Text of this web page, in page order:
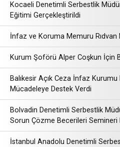
Kocaeli Denetimli Serbestlik
Eğitimi Gerçekleştirildi
İnfaz ve Koruma Memuru Rıdvan
Kurum Şoförü Alper Coşkun İçin
Balıkesir Açık Ceza İnfaz
Mücadeleye Destek Verdi
Bolvadin Denetimli Serbestlik
Sorun Çözme Becerileri Semineri
İstanbul Anadolu Denetimli